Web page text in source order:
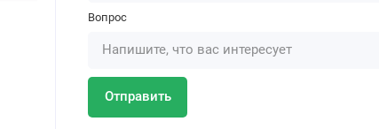
Вопрос
Отправить